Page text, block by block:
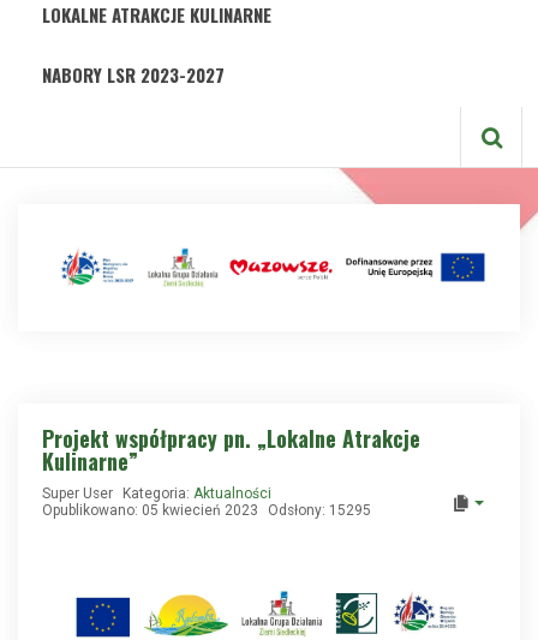
LOKALNE ATRAKCJE KULINARNE
NABORY LSR 2023-2027
Projekt współpracy pn. „Lokalne Atrakcje
Kulinarne”
Super User Kategoria: Aktualności
Opublikowano: 05 kwiecień 2023
Odsłony: 15295